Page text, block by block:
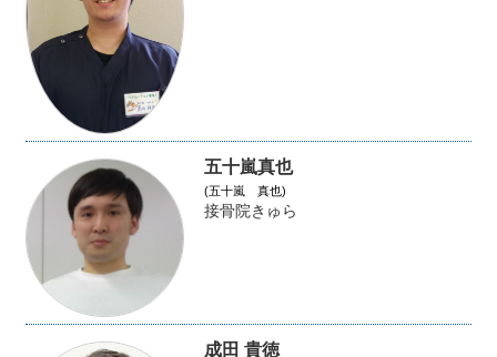
五十嵐真也
(五十嵐 真也)
接骨院きゅら
成田 貴徳